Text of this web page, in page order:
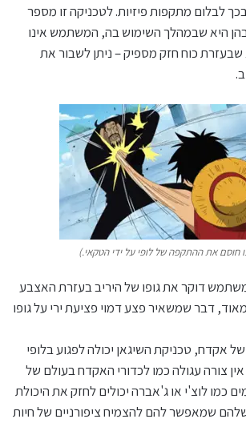
לבלום מתקפות פיזיות. לטכניקה זו מספר
היא שבמהלך השימוש בה, המשתמש אינו
שבעזרת כוח חזק מספיק – ניתן לשבור את
חוסם את ההתקפה של לופי על ידי הטקאי.)
דוקר את גופו של היריב בעזרת האצבע
דבר שמשאיר פצע דמוי פציעת ירי על גופו
של אקדח, טכניקת השיגאן יכולה לפגוע בלופי
צורה עגולה כמו לכדורי האקדח בעולם של
כמו לוצ'י או ג'אברה יכולים לחזק את היכולת
שמאפשר להם להצמיח ציפורניים של חיות